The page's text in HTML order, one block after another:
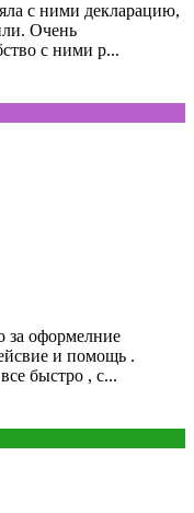
с ними декларацию,
Очень
с ними р...
за оформелние
и помощь .
быстро , с...